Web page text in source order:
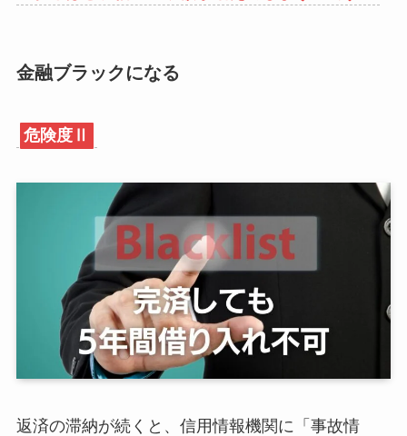
金融ブラックになる
危険度Ⅱ
返済の滞納が続くと、信用情報機関に「事故情